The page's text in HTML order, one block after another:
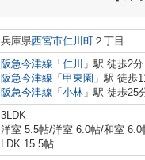
兵庫県西宮市仁川町 ２丁目
阪急今津線 「 仁川 」駅 徒歩2分
阪急今津線 「 甲東園 」駅 徒歩
阪急今津線 「 小林 」駅 徒歩25
3LDK
洋室 5.5帖/洋室 6.0帖/和室 6.0
LDK 15.5帖